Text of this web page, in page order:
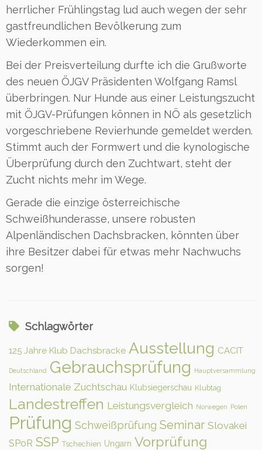
herrlicher Frühlingstag lud auch wegen der sehr
gastfreundlichen Bevölkerung zum
Wiederkommen ein.
Bei der Preisverteilung durfte ich die Grußworte
des neuen ÖJGV Präsidenten Wolfgang Ramsl
überbringen. Nur Hunde aus einer Leistungszucht
mit ÖJGV-Prüfungen können in NÖ als gesetzlich
vorgeschriebene Revierhunde gemeldet werden.
Stimmt auch der Formwert und die kynologische
Überprüfung durch den Zuchtwart, steht der
Zucht nichts mehr im Wege.
Gerade die einzige österreichische
Schweißhunderasse, unsere robusten
Alpenländischen Dachsbracken, könnten über
ihre Besitzer dabei für etwas mehr Nachwuchs
sorgen!
Schlagwörter
125 Jahre Klub Dachsbracke Ausstellung CACIT
Deutschland Gebrauchsprüfung Hauptversammlung
Internationale Zuchtschau Klubsiegerschau Klubtag
Landestreffen Leistungsvergleich Norwegen Polen
Prüfung Schweißprüfung Seminar Slovakei
SPoR SSP Tschechien Ungarn Vorprüfung